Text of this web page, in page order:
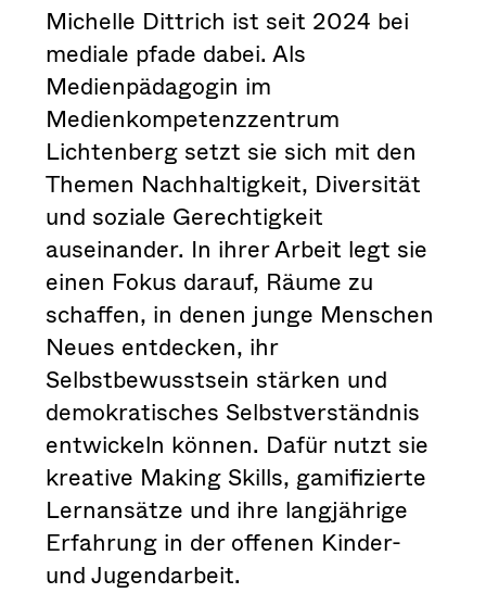
Michelle Dittrich ist seit 2024 bei
mediale pfade dabei. Als
Medienpädagogin im
Medienkompetenzzentrum
Lichtenberg setzt sie sich mit den
Themen Nachhaltigkeit, Diversität
und soziale Gerechtigkeit
auseinander. In ihrer Arbeit legt sie
einen Fokus darauf, Räume zu
schaffen, in denen junge Menschen
Neues entdecken, ihr
Selbstbewusstsein stärken und
demokratisches Selbstverständnis
entwickeln können. Dafür nutzt sie
kreative Making Skills, gamifizierte
Lernansätze und ihre langjährige
Erfahrung in der offenen Kinder-
und Jugendarbeit.